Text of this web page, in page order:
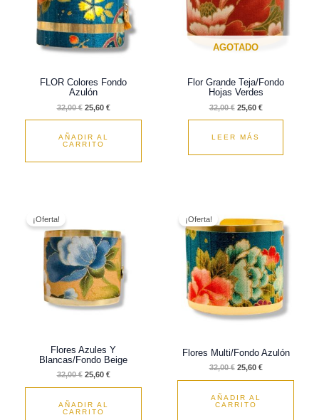
FLOR Colores Fondo
Azulón
32,00€ 25,60 €
AÑADIR AL
CARRITO
AGOTADO
Flor Grande Teja/Fondo
Hojas Verdes
32,00€ 25,60 €
LEER MÁS
¡Oferta!
Flores Azules Y
Blancas/Fondo Beige
32,00€
era:
32,00 €.
25,60 €
es:
25,60 €.
AÑADIR AL
CARRITO
¡Oferta!
Flores Multi/Fondo Azulón
32,00€
original
era:
32,00 €.
25,60 €
actual
es:
25,60 €.
AÑADIR AL
CARRITO